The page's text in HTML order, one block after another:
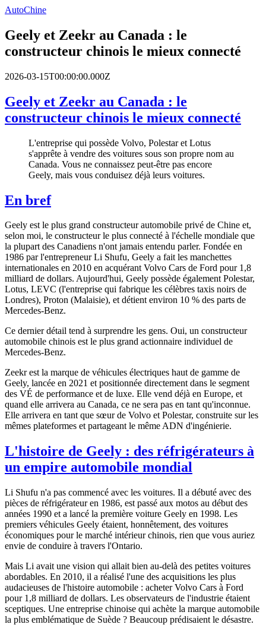
AutoChine
Geely et Zeekr au Canada : le
constructeur chinois le mieux connecté
2026-03-15T00:00:00.000Z
Geely et Zeekr au Canada : le
constructeur chinois le mieux connecté
L'entreprise qui possède Volvo, Polestar et Lotus
s'apprête à vendre des voitures sous son propre nom au
Canada. Vous ne connaissez peut-être pas encore
Geely, mais vous conduisez déjà leurs voitures.
En bref
Geely est le plus grand constructeur automobile privé de Chine et,
selon moi, le constructeur le plus connecté à l'échelle mondiale que
la plupart des Canadiens n'ont jamais entendu parler. Fondée en
1986 par l'entrepreneur Li Shufu, Geely a fait les manchettes
internationales en 2010 en acquérant Volvo Cars de Ford pour 1,8
milliard de dollars. Aujourd'hui, Geely possède également Polestar,
Lotus, LEVC (l'entreprise qui fabrique les célèbres taxis noirs de
Londres), Proton (Malaisie), et détient environ 10 % des parts de
Mercedes-Benz.
Ce dernier détail tend à surprendre les gens. Oui, un constructeur
automobile chinois est le plus grand actionnaire individuel de
Mercedes-Benz.
Zeekr est la marque de véhicules électriques haut de gamme de
Geely, lancée en 2021 et positionnée directement dans le segment
des VÉ de performance et de luxe. Elle vend déjà en Europe, et
quand elle arrivera au Canada, ce ne sera pas en tant qu'inconnue.
Elle arrivera en tant que sœur de Volvo et Polestar, construite sur les
mêmes plateformes et partageant le même ADN d'ingénierie.
L'histoire de Geely : des réfrigérateurs à
un empire automobile mondial
Li Shufu n'a pas commencé avec les voitures. Il a débuté avec des
pièces de réfrigérateur en 1986, est passé aux motos au début des
années 1990 et a lancé la première voiture Geely en 1998. Les
premiers véhicules Geely étaient, honnêtement, des voitures
économiques pour le marché intérieur chinois, rien que vous auriez
envie de conduire à travers l'Ontario.
Mais Li avait une vision qui allait bien au-delà des petites voitures
abordables. En 2010, il a réalisé l'une des acquisitions les plus
audacieuses de l'histoire automobile : acheter Volvo Cars à Ford
pour 1,8 milliard de dollars. Les observateurs de l'industrie étaient
sceptiques. Une entreprise chinoise qui achète la marque automobile
la plus emblématique de Suède ? Beaucoup prédisaient le désastre.